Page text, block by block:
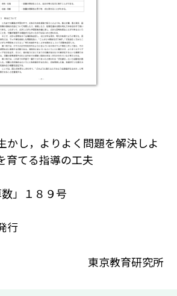
かし，よりよく問題を解決しよ
育てる指導の工夫
」１８９号
行
東京教育研究所